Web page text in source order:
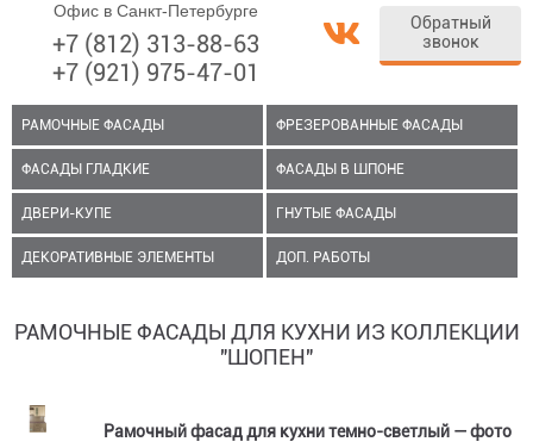
Офис в Санкт-Петербурге
+7 (812) 313-88-63
+7 (921) 975-47-01
Обратный
звонок
РАМОЧНЫЕ ФАСАДЫ ФРЕЗЕРОВАННЫЕ ФАСАДЫ
ФАСАДЫ ГЛАДКИЕ ФАСАДЫ В ШПОНЕ
ДВЕРИ-КУПЕ ГНУТЫЕ ФАСАДЫ
ДЕКОРАТИВНЫЕ ЭЛЕМЕНТЫ ДОП. РАБОТЫ
РАМОЧНЫЕ ФАСАДЫ ДЛЯ КУХНИ ИЗ КОЛЛЕКЦИИ
"ШОПЕН"
Рамочный фасад для кухни темно-светлый — фото